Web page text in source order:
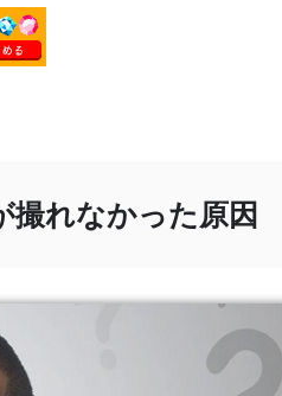
れなかった原因